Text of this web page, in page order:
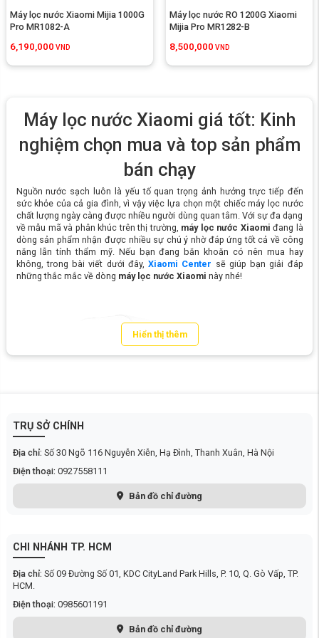
Máy lọc nước Xiaomi Mijia 1000G
Pro MR1082-A
6,190,000 VND
Máy lọc nước RO 1200G Xiaomi
Mijia Pro MR1282-B
8,500,000 VND
Máy lọc nước Xiaomi giá tốt: Kinh
nghiệm chọn mua và top sản phẩm
bán chạy
Nguồn nước sạch luôn là yếu tố quan trọng ảnh hưởng trực tiếp đến
sức khỏe của cả gia đình, vì vậy việc lựa chọn một chiếc máy lọc nước
chất lượng ngày càng được nhiều người dùng quan tâm. Với sự đa dạng
về mẫu mã và phân khúc trên thị trường, máy lọc nước Xiaomi đang là
dòng sản phẩm nhận được nhiều sự chú ý nhờ đáp ứng tốt cả về công
năng lẫn tính thẩm mỹ. Nếu bạn đang băn khoăn có nên mua hay
không, trong bài viết dưới đây, Xiaomi Center sẽ giúp bạn giải đáp
những thắc mắc về dòng máy lọc nước Xiaomi này nhé!
1. Tổng quan về máy lọc nước Xiaomi
Máy lọc nước Xiaomi
- một thương hiệu công nghệ nổi tiếng có trụ sở
Hiển thị thêm
TRỤ SỞ CHÍNH
Địa chỉ: Số 30 Ngõ 116 Nguyễn Xiễn, Hạ Đình, Thanh Xuân, Hà Nội
Điện thoại: 0927558111
Bản đồ chỉ đường
CHI NHÁNH TP. HCM
Địa chỉ: Số 09 Đường Số 01, KDC CityLand Park Hills, P. 10, Q. Gò Vấp, TP.
HCM.
Điện thoại: 0985601191
Bản đồ chỉ đường